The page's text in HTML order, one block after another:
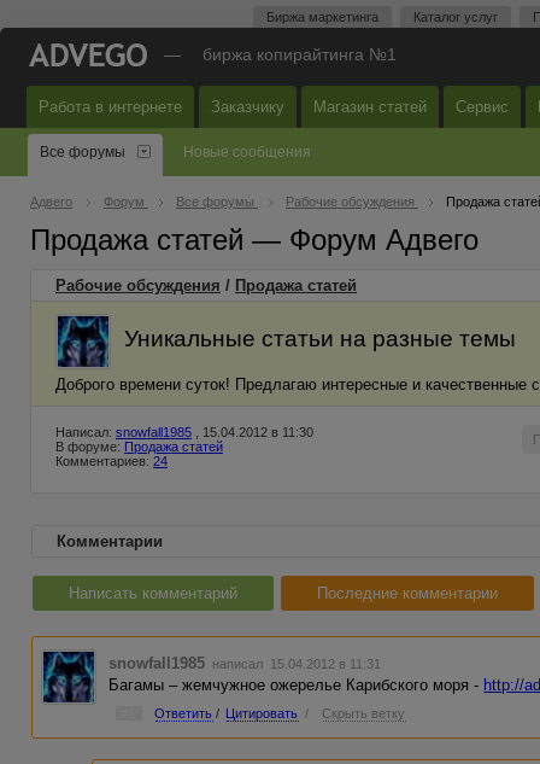
Биржа маркетинга Каталог услуг
— биржа копирайтинга №1
Работа в интернете Заказчику Магазин статей Сервис
Все форумы Новые сообщения
Адвего Форум Все форумы Рабочие обсуждения Продажа
Продажа статей — Форум Адвего
Рабочие обсуждения / Продажа статей
Уникальные статьи на разные темы
Доброго времени суток! Предлагаю интересные и качественные
Написал: snowfall1985 , 15.04.2012 в 11:30
В форуме: Продажа статей
Комментариев: 24
Комментарии
Написать комментарий Последние комментарии
snowfall1985 написал 15.04.2012 в 11:31
Багамы – жемчужное ожерелье Карибского моря - http://
Ответить / Цитировать / Скрыть ветку